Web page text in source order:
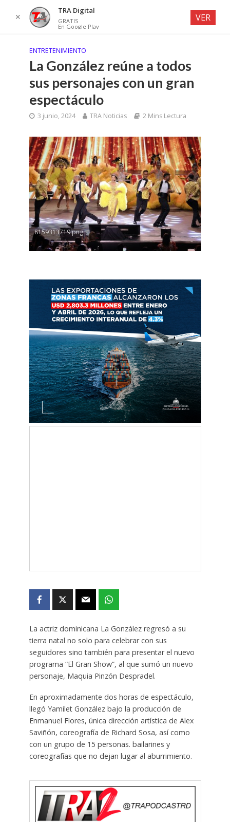
ENTRETENIMIENTO
La González reúne a todos
sus personajes con un gran
espectáculo
3 junio, 2024 TRA Noticias 2 Mins Lectura
8159313719.png
La actriz dominicana La González regresó a su
tierra natal no solo para celebrar con sus
seguidores sino también para presentar el nuevo
programa “El Gran Show”, al que sumó un nuevo
personaje, Maquia Pinzón Despradel.
En aproximadamente dos horas de espectáculo,
llegó Yamilet González bajo la producción de
Enmanuel Flores, única dirección artística de Alex
Saviñón, coreografía de Richard Sosa, así como
con un grupo de 15 personas. bailarines y
coreografías que no dejan lugar al aburrimiento.
✕
TRA Digital
GRATIS
En Google Play
VER